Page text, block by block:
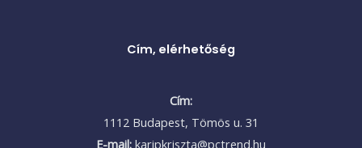
Cím, elérhetőség
Cím:
1112 Budapest, Tömös u. 31
E-mail: karipkriszta@pctrend.hu